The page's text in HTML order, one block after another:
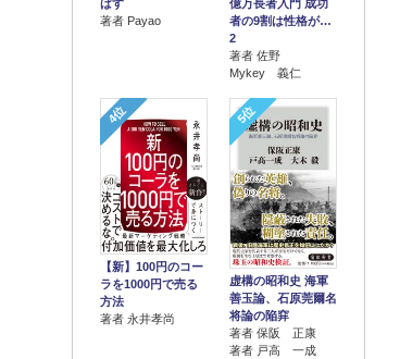
ばす
著者 Payao
億万長者入門 成功
者の9割は性格が…
2
著者 佐野
Mykey 義仁
4位
【新】100円のコー
ラを1000円で売る
方法
著者 永井孝尚
5位
虚構の昭和史 海軍
善玉論、石原莞爾名
将論の陥穽
著者 保阪 正康
著者 戸高 一成